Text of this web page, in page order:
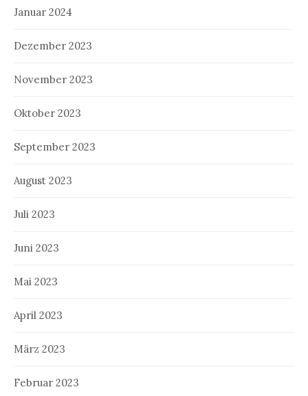
Januar 2024
Dezember 2023
November 2023
Oktober 2023
September 2023
August 2023
Juli 2023
Juni 2023
Mai 2023
April 2023
März 2023
Februar 2023